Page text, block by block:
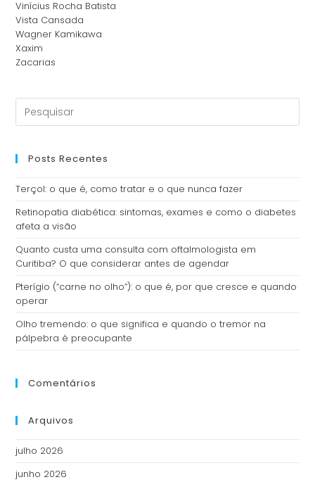
Vinícius Rocha Batista
Vista Cansada
Wagner Kamikawa
Xaxim
Zacarias
Posts Recentes
Terçol: o que é, como tratar e o que nunca fazer
Retinopatia diabética: sintomas, exames e como o diabetes
afeta a visão
Quanto custa uma consulta com oftalmologista em
Curitiba? O que considerar antes de agendar
Pterígio (“carne no olho”): o que é, por que cresce e quando
operar
Olho tremendo: o que significa e quando o tremor na
pálpebra é preocupante
Comentários
Arquivos
julho 2026
junho 2026